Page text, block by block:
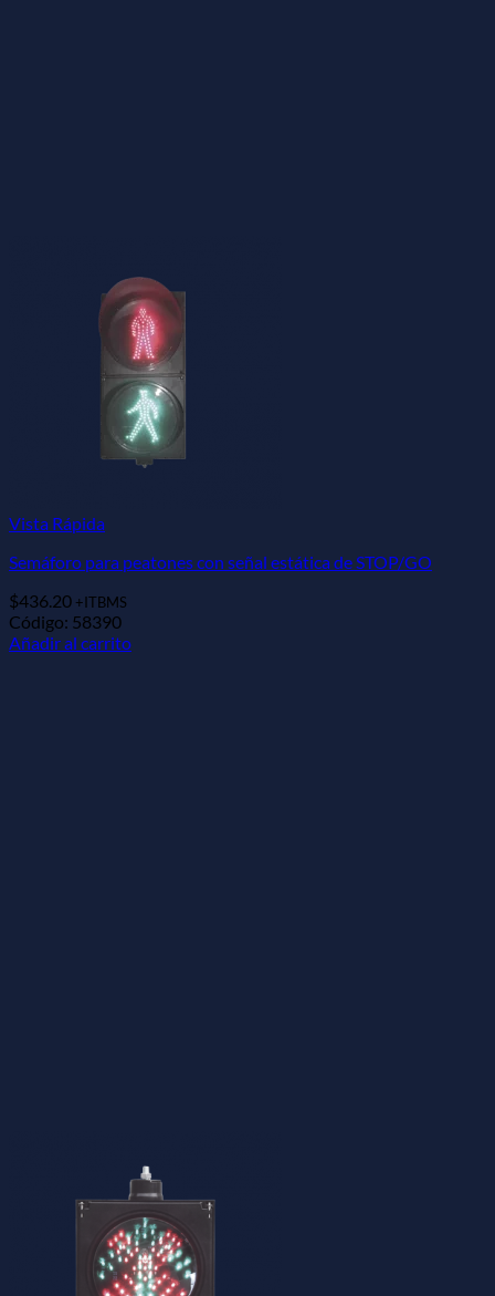
Vista Rápida
Semáforo para peatones con señal estática de STOP/GO
$436.20 +ITBMS
Código: 58390
Añadir al carrito